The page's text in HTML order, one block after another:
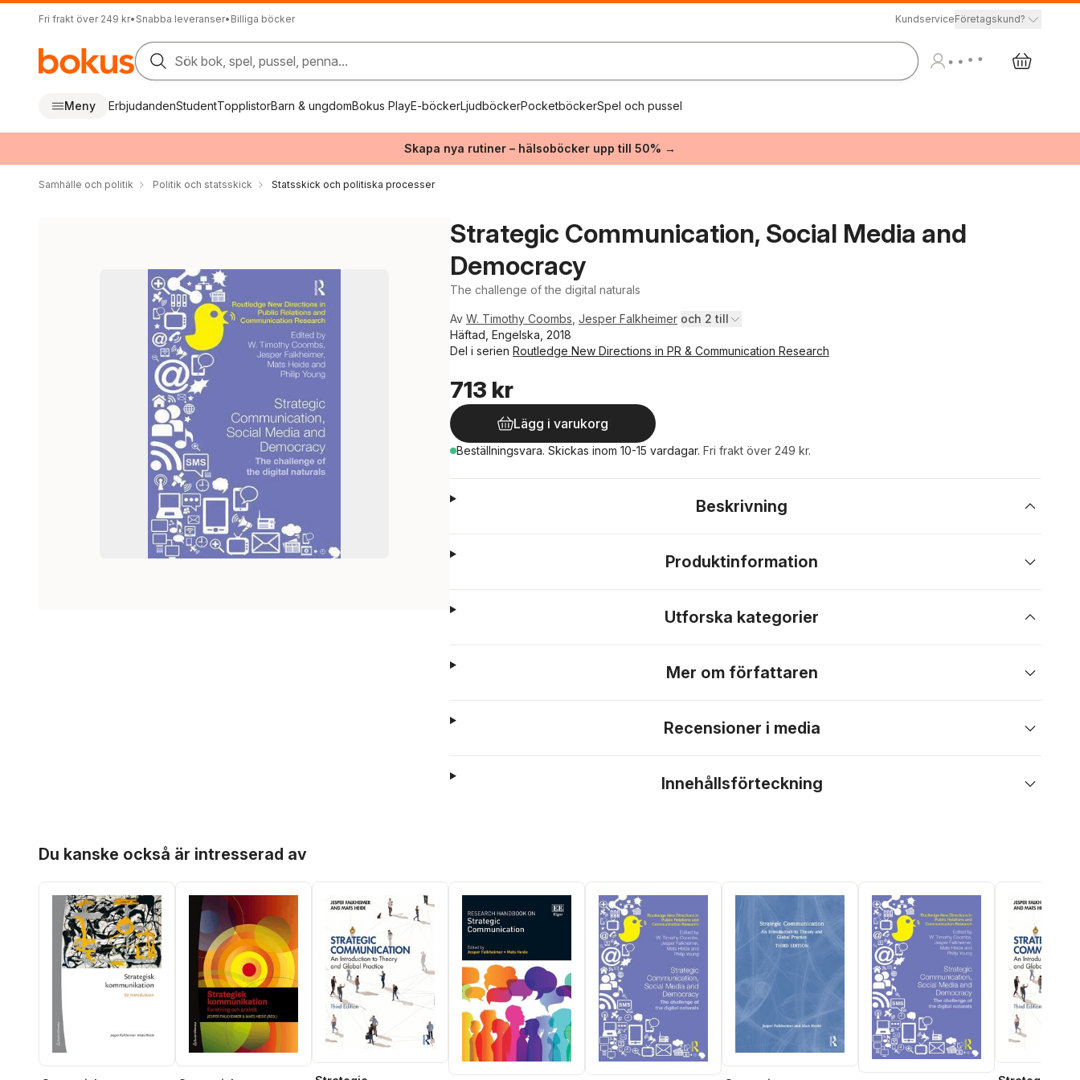
Fri frakt över 249 kr• Snabba leveranser• Billiga böcker KundserviceFöretagskund?
Sök bok, spel, pussel, penna...
Meny ErbjudandenStudentTopplistorBarn & ungdomBokus PlayE-böckerLjudböckerPocketböckerSpel och pussel
Skapa nya rutiner – hälsoböcker upp till 50% →
Samhälle och politik Politik och statsskick Statsskick och politiska processer
Strategic Communication, Social Media and
Democracy
The challenge of the digital naturals
Av W. Timothy Coombs Jesper Falkheimer och 2 till
Häftad, Engelska, 2018
Del i serien Routledge New Directions in PR & Communication Research
713 kr
Lägg i varukorg
Beställningsvara. Skickas inom 10-15 vardagar. Fri frakt över 249 kr.
Beskrivning
Produktinformation
Utforska kategorier
Mer om författaren
Recensioner i media
Innehållsförteckning
Du kanske också är intresserad av